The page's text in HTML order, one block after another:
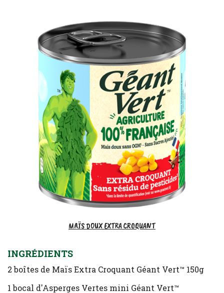
MAÏS DOUX EXTRA CROQUANT
INGRÉDIENTS
2 boîtes de Maïs Extra Croquant Géant Vert™ 150g
1 bocal d'Asperges Vertes mini Géant Vert™